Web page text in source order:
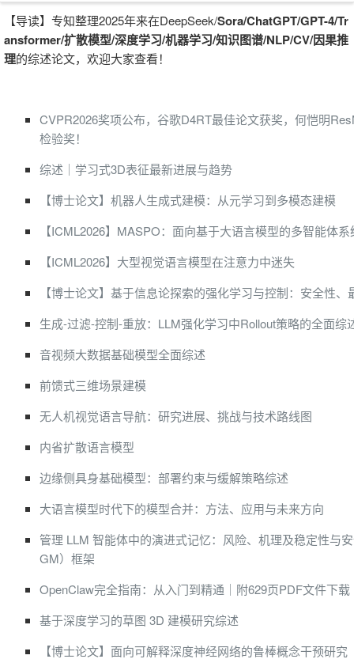
【导读】专知整理2025年来在DeepSeek/Sora/ChatGPT/GPT-4/Tr
ansformer/扩散模型/深度学习/机器学习/知识图谱/NLP/CV/因果推
理的综述论文，欢迎大家查看！
CVPR2026奖项公布，谷歌D4RT最佳论文获奖，何恺明
检验奖！
综述｜学习式3D表征最新进展与趋势
【博士论文】机器人生成式建模：从元学习到多模态建模
【ICML2026】MASPO：面向基于大语言模型的多智能体
【ICML2026】大型视觉语言模型在注意力中迷失
【博士论文】基于信息论探索的强化学习与控制：安全性
生成-过滤-控制-重放：LLM强化学习中Rollout策略的全面综
音视频大数据基础模型全面综述
前馈式三维场景建模
无人机视觉语言导航：研究进展、挑战与技术路线图
内省扩散语言模型
边缘侧具身基础模型：部署约束与缓解策略综述
大语言模型时代下的模型合并：方法、应用与未来方向
管理 LLM 智能体中的演进式记忆：风险、机理及稳定性与
GM）框架
OpenClaw完全指南：从入门到精通｜附629页PDF文件下载
基于深度学习的草图 3D 建模研究综述
【博士论文】面向可解释深度神经网络的鲁棒概念干预研究